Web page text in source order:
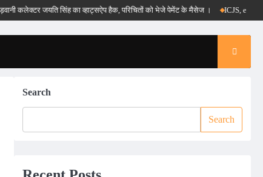
कलेक्टर जयति सिंह का व्हाट्सऐप हैक, परिचितों को भेजे पेमेंट के मैसेज । ICJS, e-DAR और
Search
Search